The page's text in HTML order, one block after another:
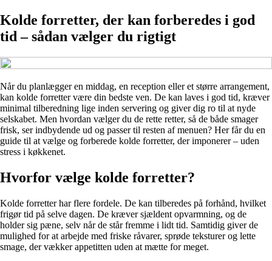
Kolde forretter, der kan forberedes i god
tid – sådan vælger du rigtigt
Når du planlægger en middag, en reception eller et større arrangement,
kan kolde forretter være din bedste ven. De kan laves i god tid, kræver
minimal tilberedning lige inden servering og giver dig ro til at nyde
selskabet. Men hvordan vælger du de rette retter, så de både smager
frisk, ser indbydende ud og passer til resten af menuen? Her får du en
guide til at vælge og forberede kolde forretter, der imponerer – uden
stress i køkkenet.
Hvorfor vælge kolde forretter?
Kolde forretter har flere fordele. De kan tilberedes på forhånd, hvilket
frigør tid på selve dagen. De kræver sjældent opvarmning, og de
holder sig pæne, selv når de står fremme i lidt tid. Samtidig giver de
mulighed for at arbejde med friske råvarer, sprøde teksturer og lette
smage, der vækker appetitten uden at mætte for meget.